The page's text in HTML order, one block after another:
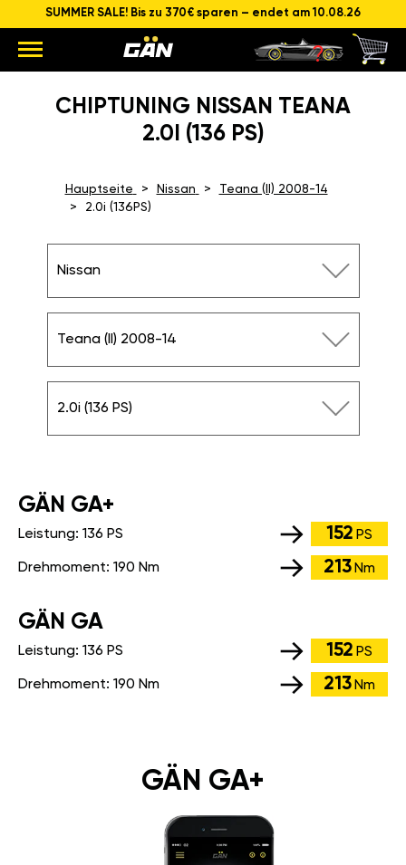
SUMMER SALE! Bis zu 370€ sparen – endet am 10.08.26
CHIPTUNING NISSAN TEANA
2.0I (136 PS)
Hauptseite Nissan
Teana (II) 2008-14
2.0i (136PS)
Nissan
Teana (II) 2008-14
2.0i (136 PS)
GÄN GA+
Leistung: 136 PS 152 PS
Drehmoment: 190 Nm 213 Nm
GÄN GA
Leistung: 136 PS 152 PS
Drehmoment: 190 Nm 213 Nm
GÄN GA+